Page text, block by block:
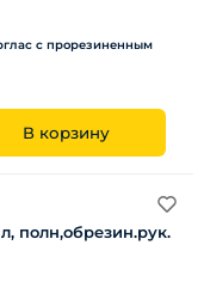
с прорезиненным
В корзину
полн,обрезин.рук.